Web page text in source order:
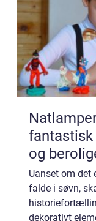
fantastisk
og
Uanset om
falde i søvn,
dekorativt